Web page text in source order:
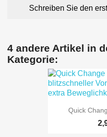
Schreiben Sie den
4 andere Artikel in
Kategorie:
Quick